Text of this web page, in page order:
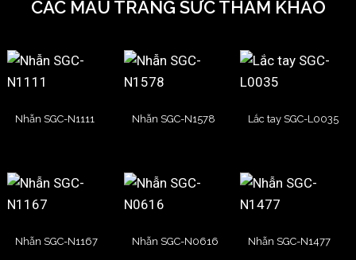
CÁC MẪU TRANG SỨC THAM KHẢO
Nhẫn SGC-N1111 Nhẫn SGC-N1578 Lắc tay SGC-L0035
Nhẫn SGC-N1167 Nhẫn SGC-N0616 Nhẫn SGC-N1477